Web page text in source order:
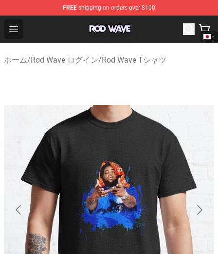
FREE shipping on orders over $100
Open menu
Rod Wave Shop - Official Rod Wave Merchandise Store
ホーム/Rod Wave ログイン/Rod Wave Tシャツ